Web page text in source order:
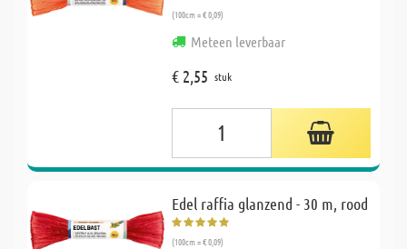
(100cm = € 0,09)
Meteen leverbaar
€ 2,55 stuk
Edel raffia glanzend - 30 m, rood
(100cm = € 0,09)